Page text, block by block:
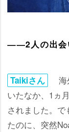
――2人の出会
Taikiさん
海
いたなか、1ヵ
されました。
たのに、突然